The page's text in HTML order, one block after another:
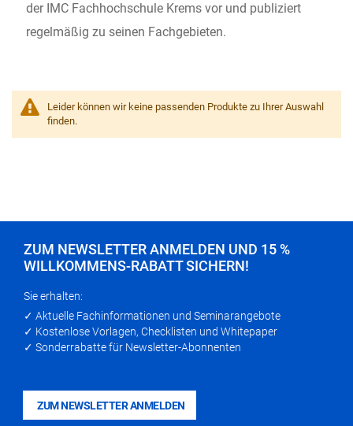
der IMC Fachhochschule Krems vor und publiziert
regelmäßig zu seinen Fachgebieten.
Leider können wir keine passenden Produkte zu Ihrer Auswahl
finden.
ZUM NEWSLETTER ANMELDEN UND 15 %
WILLKOMMENS-RABATT SICHERN!
Sie erhalten:
✓ Aktuelle Fachinformationen und Seminarangebote
✓ Kostenlose Vorlagen, Checklisten und Whitepaper
✓ Sonderrabatte für Newsletter-Abonnenten
ZUM NEWSLETTER ANMELDEN